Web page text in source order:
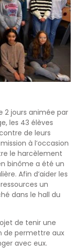
2 jours animée par
les 43 élèves
de leurs
à l’occasion
le harcèlement
binôme a été un
Afin d’aider les
un
dans le hall du
de tenir une
de permettre aux
avec eux.